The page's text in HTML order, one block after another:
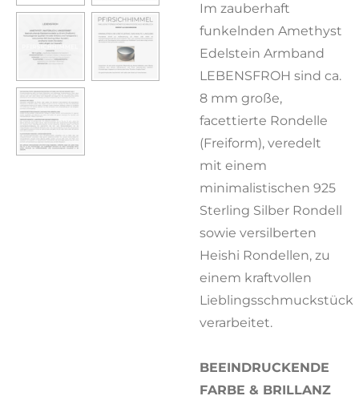
Im zauberhaft
funkelnden Amethyst
Edelstein Armband
LEBENSFROH sind ca.
8 mm große,
facettierte Rondelle
(Freiform), veredelt
mit einem
minimalistischen 925
Sterling Silber Rondell
sowie versilberten
Heishi Rondellen, zu
einem kraftvollen
Lieblingsschmuckstück
verarbeitet.
BEEINDRUCKENDE
FARBE & BRILLANZ